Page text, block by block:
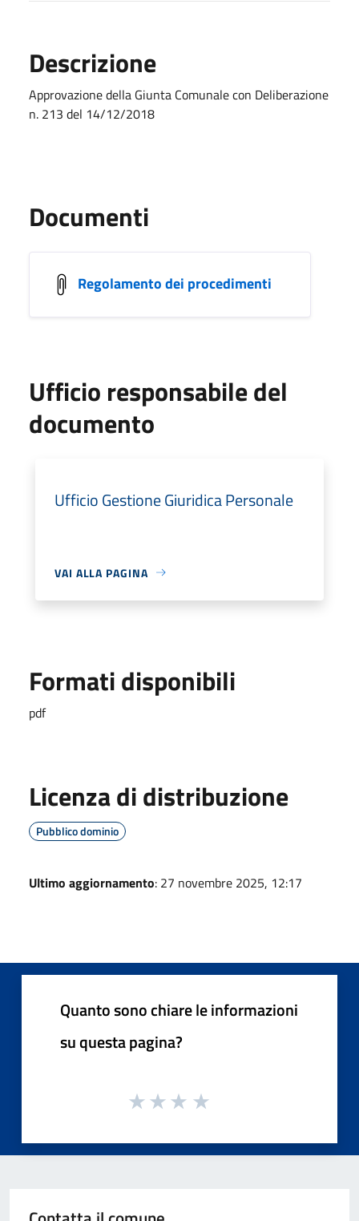
Descrizione
Approvazione della Giunta Comunale con Deliberazione
n. 213 del 14/12/2018
Documenti
Regolamento dei procedimenti
Ufficio responsabile del
documento
Ufficio Gestione Giuridica Personale
VAI ALLA PAGINA
Formati disponibili
pdf
Licenza di distribuzione
Pubblico dominio
Ultimo aggiornamento: 27 novembre 2025, 12:17
Quanto sono chiare le informazioni
su questa pagina?